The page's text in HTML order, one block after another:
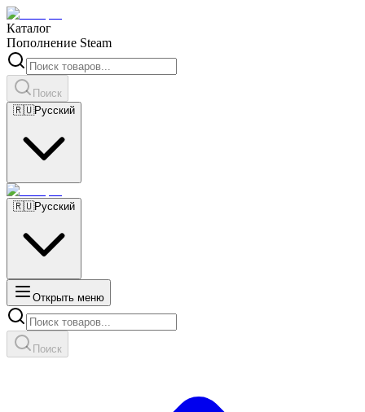
Каталог
Пополнение Steam
Поиск
🇷🇺Русский
🇷🇺Русский
Открыть меню
Поиск